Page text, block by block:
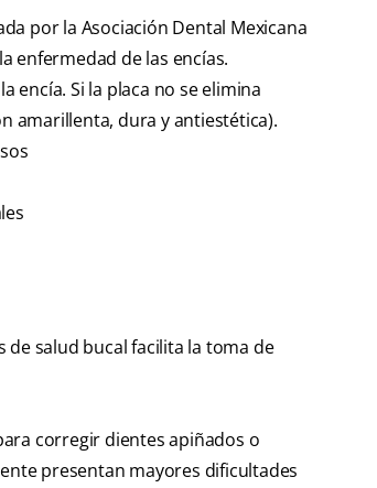
por la Asociación Dental Mexicana
enfermedad de las encías.
encía. Si la placa no se elimina
amarillenta, dura y antiestética).
salud bucal facilita la toma de
corregir dientes apiñados o
presentan mayores dificultades